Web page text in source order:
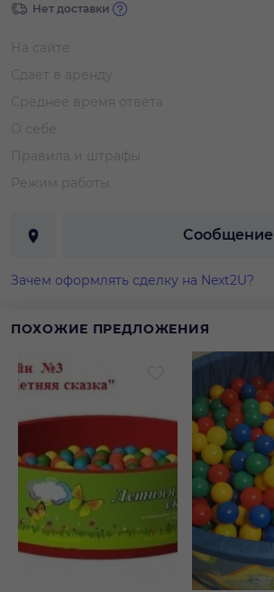
Нет доставки
На сайте
Сдает в аренду
Среднее время ответа
О себе
Правила и штрафы
Режим работы
Сообщение
Зачем оформлять сделку на Next2U?
ПОХОЖИЕ ПРЕДЛОЖЕНИЯ